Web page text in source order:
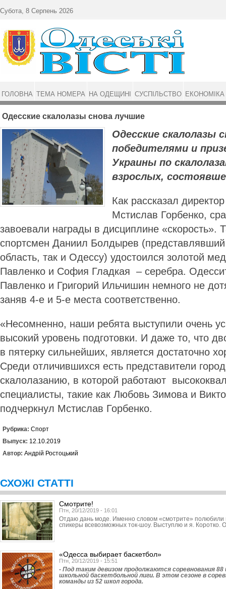
Одесские скалолазы снова лучшие
Одесские скалолазы
победителями и
Украины по
взрослых,
Как рассказал
Мстислав Горбенко,
завоевали награды в дисциплине «скорость».
спортсмен Даниил Болдырев
область, так и Одессу) удостоился золотой
Павленко и София Гладкая – серебра.
Павленко и Григорий Ильчишин немного не
заняв 4-е и 5-е места соответственно.
«Несомненно, наши ребята выступили очень
высокий уровень подготовки. И даже то, что
в пятерку сильнейших, является достаточно
Среди отличившихся есть представители
скалолазанию, в которой работают
специалисты, такие как Любовь Зимова и
подчеркнул Мстислав Горбенко.
Рубрика: Спорт
Выпуск: 12.10.2019
Автор: Андрій Ростоцький
СХОЖІ СТАТТІ
Смотрите!
Птн, 20/12/2019 - 16:01
Отдаю дань моде. Именно словом «смотрите» полюбили
спикеры всевозможных ток-шоу. Выступлю и я. Коротко.
«Одесса выбирает баскетбол»
Птн, 20/12/2019 - 15:51
- Под таким девизом продолжаются соревнования
школьной баскетбольной лиги. В этом сезоне в
команды из 52 школ города.
Субота, 8 Серпень 2026
ГОЛОВНА ТЕМА НОМЕРА НА ОДЕЩИНІ СУСПІЛЬСТВО ЕКОНОМІКА